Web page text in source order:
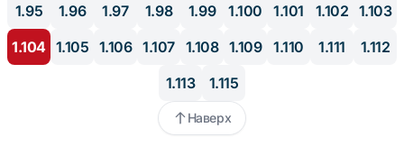
1.95 1.96 1.97 1.98 1.99 1.100 1.101 1.102 1.103
1.104 1.105 1.106 1.107 1.108 1.109 1.110 1.111
1.112
1.113
1.115
Наверх